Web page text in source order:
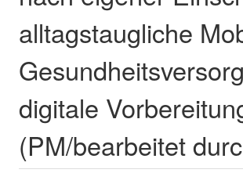
alltagstaugliche
digitale
(PM/bearbeitet